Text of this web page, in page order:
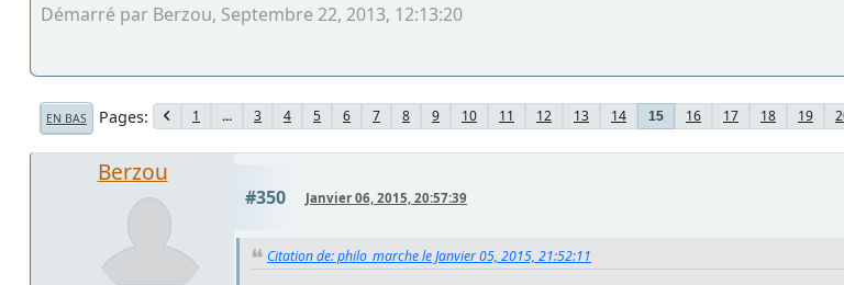
Démarré par Berzou, Septembre 22, 2013, 12:13:20
EN BAS Pages 1 ... 3 4 5 6 7 8 9 10 11 12 13 14 15 16 17 18 19
Berzou
#350 Janvier 06, 2015, 20:57:39
Citation de: philo_marche le Janvier 05, 2015, 21:52:11